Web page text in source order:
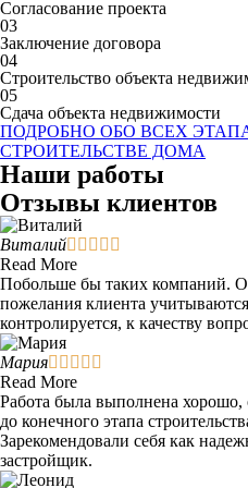
Согласование проекта
03
Заключение договора
04
Строительство объекта
05
Сдача объекта недвижимости
ПОДРОБНО ОБО ВСЕХ
СТРОИТЕЛЬСТВЕ ДОМА
Наши работы
Отзывы клиентов
Виталий    
Read More
Побольше бы таких компаний.
пожелания клиента
контролируется, к качеству
Мария    
Read More
Работа была выполнена хорошо,
до конечного этапа
Зарекомендовали себя как
застройщик.